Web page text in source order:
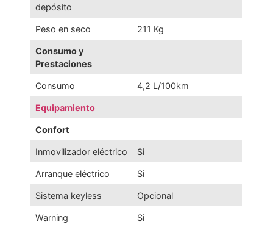
depósito
Peso en seco 211 Kg
Consumo y
Prestaciones
Consumo 4,2 L/100km
Equipamiento
Confort
Inmovilizador eléctrico Si
Arranque eléctrico Si
Sistema keyless Opcional
Warning Si